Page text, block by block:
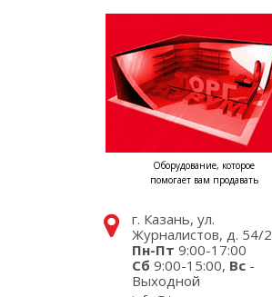
Оборудование, которое
помогает вам продавать
г. Казань, ул.
Журналистов, д. 54/2
Пн-Пт 9:00-17:00
Сб 9:00-15:00, Вс -
Выходной